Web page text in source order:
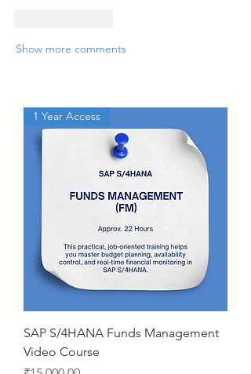
Show more comments
1 Year Access
SAP S/4HANA Funds Management
Video Course